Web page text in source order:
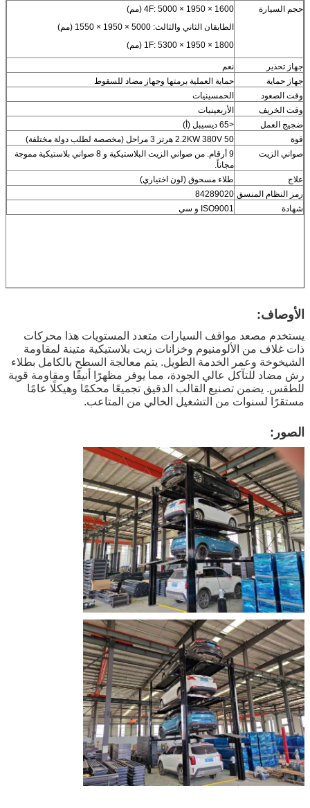
حجم السيارة
4F: 5000 × 1950 × 1600 (مم)
الطابقان الثاني والثالث: 5000 × 1950 × 1550 (مم)
1F: 5300 × 1950 × 1800 (مم)
جهاز تحذير
نعم
جهاز حماية
حماية العملية برمتها وجهاز مضاد للسقوط
وقت الصعود
الخمسينيات
وقت الخريف
الأربعينيات
ضجيج العمل
<65 ديسيبل (أ)
قوة
2.2KW 380V 50 هرتز 3 مراحل (مخصصة لطلب دولة مختلفة)
صواني الزيت
9 أرقام. من صواني الزيت البلاستيكية و 8 صواني بلاستيكية مموجة
مجاناً.
علاج
طلاء مسحوق (لون اختياري)
رمز النظام المنسق 84289020
شهادة
ISO9001 و سي
الأوصاف:
يستخدم مصعد مواقف السيارات متعدد المستويات هذا محركات
ذات غلاف من الألومنيوم وخزانات زيت بلاستيكية متينة لمقاومة
الشيخوخة وعمر الخدمة الطويل. يتم معالجة السطح بالكامل بطلاء
رش مضاد للتآكل عالي الجودة، مما يوفر مظهرًا أنيقًا ومقاومة قوية
للطقس. يضمن تصنيع القالب الدقيق تجميعًا محكمًا وهيكلًا عامًا
مستقرًا لسنوات من التشغيل الخالي من المتاعب.
الصور: